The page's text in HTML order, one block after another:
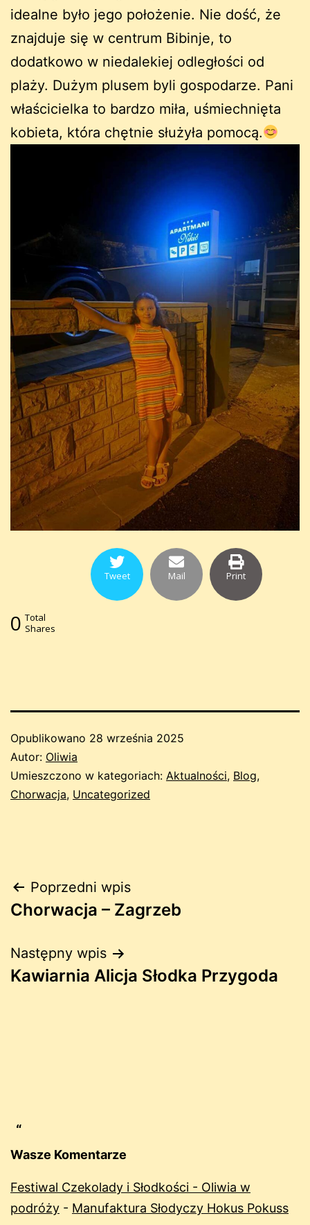
idealne było jego położenie. Nie dość, że
znajduje się w centrum Bibinje, to
dodatkowo w niedalekiej odległości od
plaży. Dużym plusem byli gospodarze. Pani
właścicielka to bardzo miła, uśmiechnięta
kobieta, która chętnie służyła pomocą.
Tweet Mail Print
0 Total
Shares
Opublikowano 28 września 2025
Autor: Oliwia
Umieszczono w kategoriach: Aktualności, Blog,
Chorwacja, Uncategorized
Nawigacja
wpisu
Poprzedni wpis
Chorwacja – Zagrzeb
Następny wpis
Kawiarnia Alicja Słodka Przygoda
Wasze Komentarze
Festiwal Czekolady i Słodkości - Oliwia w
podróży - Manufaktura Słodyczy Hokus Pokuss